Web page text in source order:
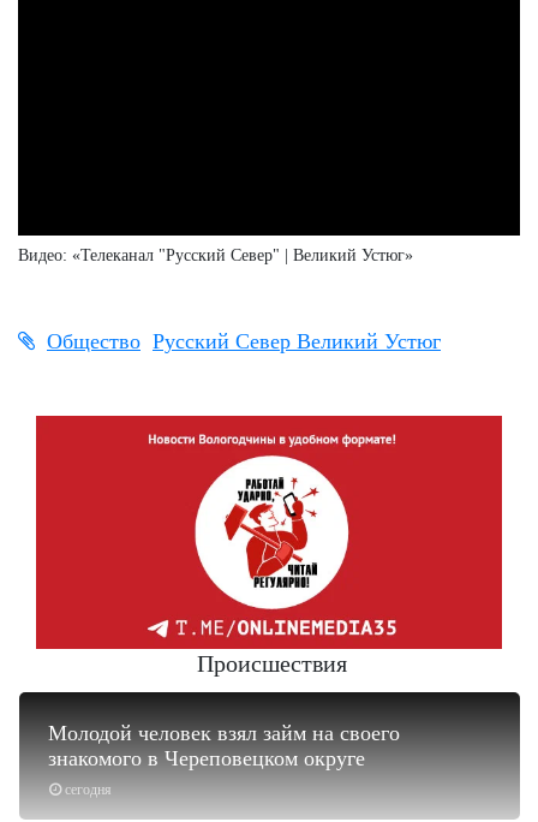
Видео: «Телеканал "Русский Север" | Великий Устюг»
Общество Русский Север Великий Устюг
Происшествия
сегодня
Молодой человек взял займ на своего
знакомого в Череповецком округе